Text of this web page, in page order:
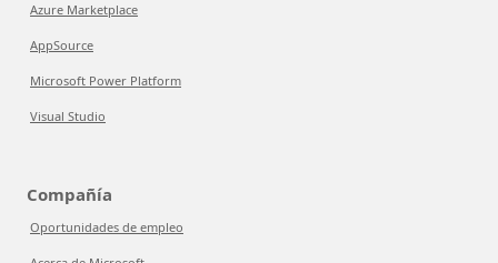
Azure Marketplace
AppSource
Microsoft Power Platform
Visual Studio
Compañía
Oportunidades de empleo